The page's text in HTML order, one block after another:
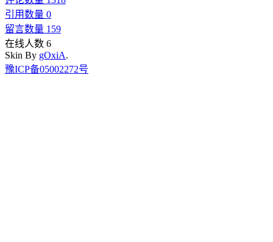
引用数量 0
留言数量 159
在线人数 6
Skin By gOxiA.
豫ICP备05002272号